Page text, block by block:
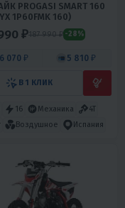
PROGASI SMART 160
1P60FMK 160)
₽187 990 ₽ -28%
070 ₽ 5 810 ₽
В 1 КЛИК
16 Механика
4T
Воздушное Испания